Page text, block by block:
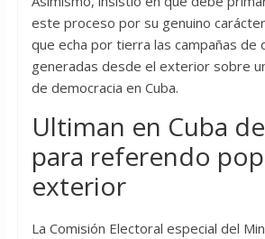
este proceso por su genuino
que echa por tierra las campañas de
generadas desde el exterior sobre
de democracia en Cuba.
Ultiman en Cuba
para referendo
exterior
La Comisión Electoral especial del